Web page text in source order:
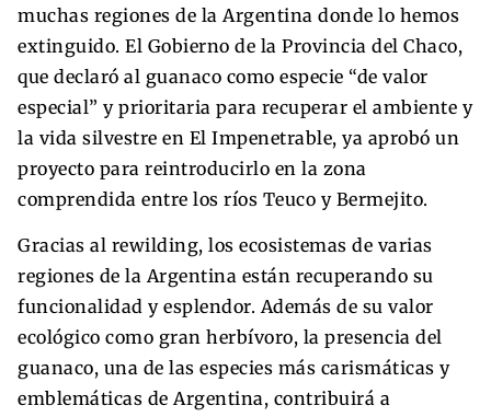
muchas regiones de la Argentina donde lo hemos
extinguido. El Gobierno de la Provincia del Chaco,
que declaró al guanaco como especie “de valor
especial” y prioritaria para recuperar el ambiente y
la vida silvestre en El Impenetrable, ya aprobó un
proyecto para reintroducirlo en la zona
comprendida entre los ríos Teuco y Bermejito.
Gracias al rewilding, los ecosistemas de varias
regiones de la Argentina están recuperando su
funcionalidad y esplendor. Además de su valor
ecológico como gran herbívoro, la presencia del
guanaco, una de las especies más carismáticas y
emblemáticas de Argentina, contribuirá a